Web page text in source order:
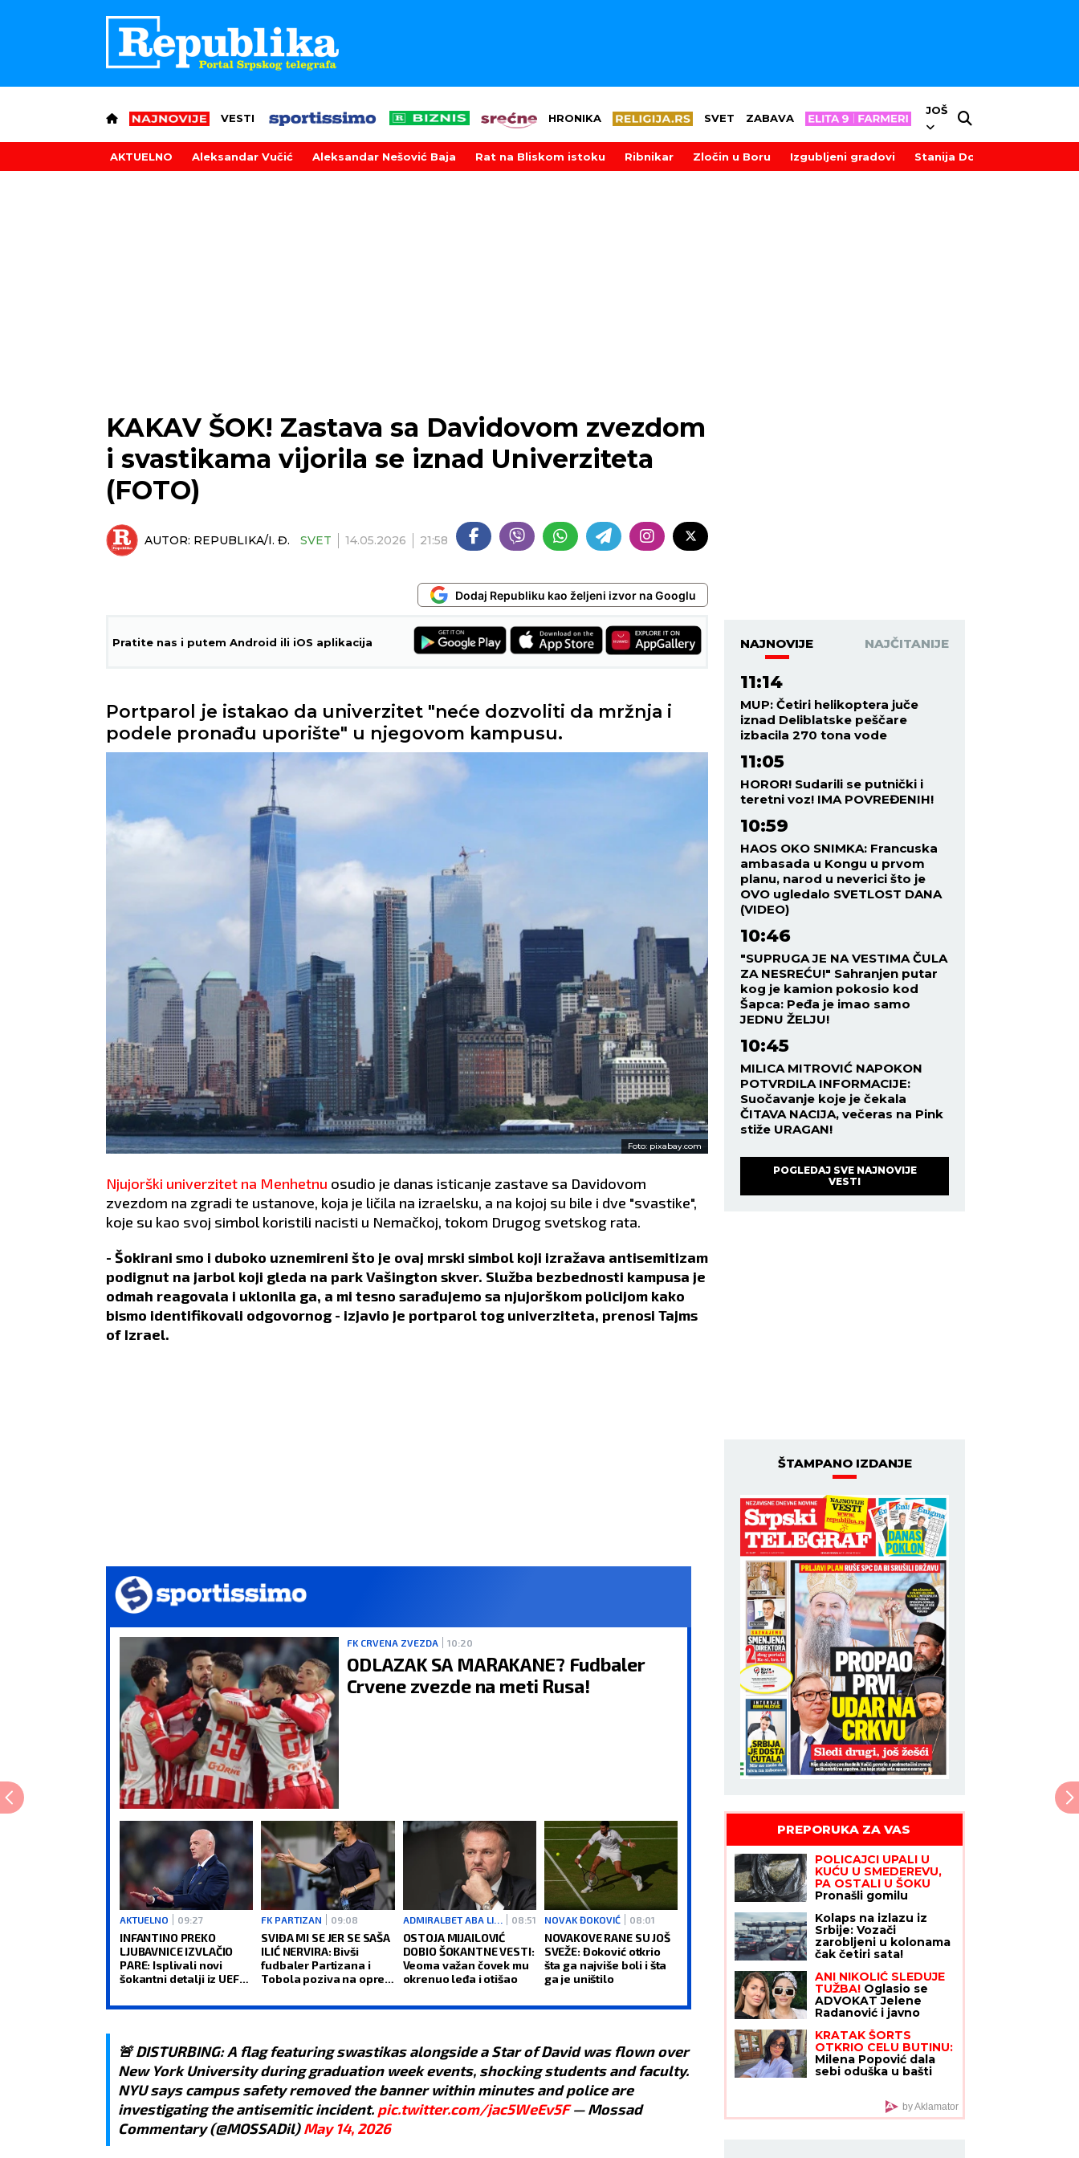
VESTI HRONIKA SVET ZABAVA
JOŠ
AKTUELNO Aleksandar Vučić Aleksandar Nešović Baja Rat na Bliskom istoku Ribnikar Zločin u Boru Izgubljeni gradovi Stanija Dobrojević
KAKAV ŠOK! Zastava sa Davidovom zvezdom
i svastikama vijorila se iznad Univerziteta
(FOTO)
AUTOR: REPUBLIKA/I. Đ. SVET 14.05.2026 21:58
Dodaj Republiku kao željeni izvor na Googlu
Pratite nas i putem Android ili iOS aplikacija
Portparol je istakao da univerzitet "neće dozvoliti da mržnja i
podele pronađu uporište" u njegovom kampusu.
Foto: pixabay.com
Njujorški univerzitet na Menhetnu osudio je danas isticanje zastave sa Davidovom
zvezdom na zgradi te ustanove, koja je ličila na izraelsku, a na kojoj su bile i dve "svastike",
koje su kao svoj simbol koristili nacisti u Nemačkoj, tokom Drugog svetskog rata.
- Šokirani smo i duboko uznemireni što je ovaj mrski simbol koji izražava antisemitizam
podignut na jarbol koji gleda na park Vašington skver. Služba bezbednosti kampusa je
odmah reagovala i uklonila ga, a mi tesno sarađujemo sa njujorškom policijom kako
bismo identifikovali odgovornog - izjavio je portparol tog univerziteta, prenosi Tajms
of Izrael.
FK CRVENA ZVEZDA 10:20
ODLAZAK SA MARAKANE? Fudbaler
Crvene zvezde na meti Rusa!
AKTUELNO 09:27
INFANTINO PREKO
LJUBAVNICE IZVLAČIO
PARE: Isplivali novi
šokantni detalji iz UEFA i
FK PARTIZAN 09:08
SVIĐA MI SE JER SE SAŠA
ILIĆ NERVIRA: Bivši
fudbaler Partizana i
Tobola poziva na oprez
ADMIRALBET ABA LIGA 08:51
OSTOJA MIJAILOVIĆ
DOBIO ŠOKANTNE VESTI:
Veoma važan čovek mu
okrenuo leđa i otišao
NOVAK ĐOKOVIĆ 08:01
NOVAKOVE RANE SU JOŠ
SVEŽE: Đoković otkrio
šta ga najviše boli i šta
ga je uništilo
🚨 DISTURBING: A flag featuring swastikas alongside a Star of David was flown over
New York University during graduation week events, shocking students and faculty.
NYU says campus safety removed the banner within minutes and police are
investigating the antisemitic incident. pic.twitter.com/jac5WeEv5F — Mossad
Commentary (@MOSSADil)May 14, 2026
NAJNOVIJE NAJČITANIJE
11:14
MUP: Četiri helikoptera juče
iznad Deliblatske peščare
izbacila 270 tona vode
11:05
HOROR! Sudarili se putnički i
teretni voz! IMA POVREĐENIH!
10:59
HAOS OKO SNIMKA: Francuska
ambasada u Kongu u prvom
planu, narod u neverici što je
OVO ugledalo SVETLOST DANA
(VIDEO)
10:46
"SUPRUGA JE NA VESTIMA ČULA
ZA NESREĆU!" Sahranjen putar
kog je kamion pokosio kod
Šapca: Peđa je imao samo
JEDNU ŽELJU!
10:45
MILICA MITROVIĆ NAPOKON
POTVRDILA INFORMACIJE:
Suočavanje koje je čekala
ČITAVA NACIJA, večeras na Pink
stiže URAGAN!
POGLEDAJ SVE NAJNOVIJE
VESTI
ŠTAMPANO IZDANJE
PREPORUKA ZA VAS
POLICAJCI UPALI U
KUĆU U SMEDEREVU,
PA OSTALI U ŠOKU
Pronašli gomilu
ugledali OVO odmah
je usledilo hapšenje
Kolaps na izlazu iz
Srbije: Vozači
zarobljeni u kolonama
čak četiri sata!
ANI NIKOLIĆ SLEDUJE
TUŽBA! Oglasio se
ADVOKAT Jelene
Radanović i javno
"BIĆE PODNETO U
HITNOM ROKU!"
KRATAK ŠORTS
OTKRIO CELU BUTINU:
Milena Popović dala
sebi oduška u bašti
KOMENTARIŠU!
(FOTO)
by Aklamator